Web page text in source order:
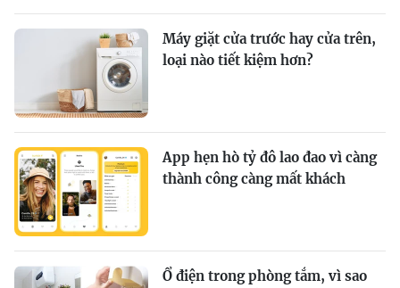
Máy giặt cửa trước hay cửa trên,
loại nào tiết kiệm hơn?
App hẹn hò tỷ đô lao đao vì càng
thành công càng mất khách
Ổ điện trong phòng tắm, vì sao